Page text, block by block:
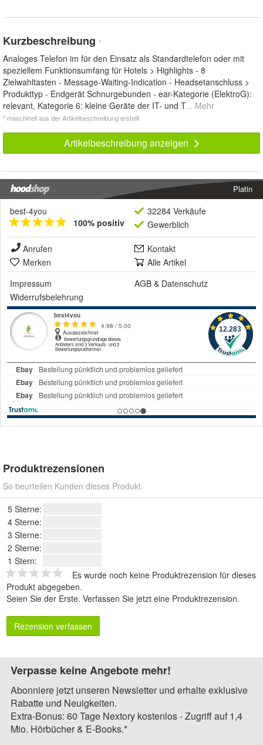
Kurzbeschreibung *
Analoges Telefon im für den Einsatz als Standardtelefon oder mit
speziellem Funktionsumfang für Hotels > Highlights - 8
Zielwahltasten - Message-Waiting-Indication - Headsetanschluss >
Produkttyp - Endgerät Schnurgebunden - ear-Kategorie (ElektroG):
relevant, Kategorie 6: kleine Geräte der IT- und T... Mehr
* maschinell aus der Artikelbeschreibung erstellt
Artikelbeschreibung anzeigen
Platin
best-4you
100% positiv
32284 Verkäufe
Gewerblich
Anrufen
Kontakt
Merken
Alle Artikel
Impressum
AGB & Datenschutz
Widerrufsbelehrung
Produktrezensionen
So beurteilen Kunden dieses Produkt.
5 Sterne:
4 Sterne:
3 Sterne:
2 Sterne:
1 Stern:
Es wurde noch keine Produktrezension für dieses
Produkt abgegeben.
Seien Sie der Erste. Verfassen Sie jetzt eine Produktrezension.
Rezension verfassen
Verpasse keine Angebote mehr!
Abonniere jetzt unseren Newsletter und erhalte exklusive
Rabatte und Neuigkeiten.
Extra-Bonus: 60 Tage Nextory kostenlos - Zugriff auf 1,4
Mio. Hörbücher & E-Books.*